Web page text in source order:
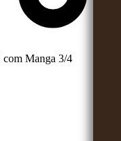
Manga 3/4